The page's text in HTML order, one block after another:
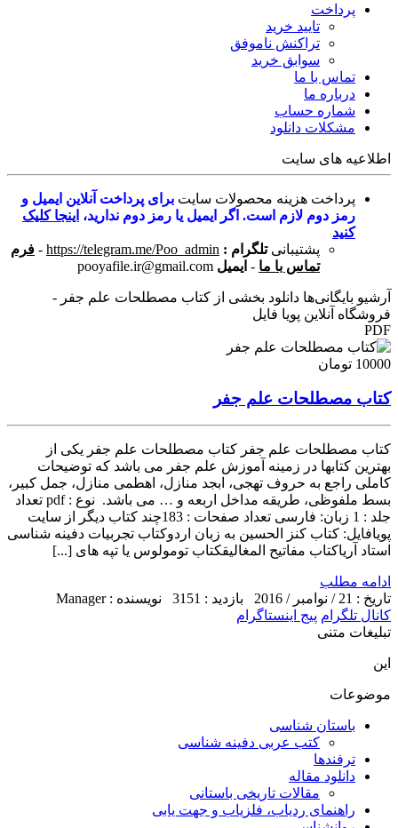
پرداخت
تایید خرید
تراکنش ناموفق
سوابق خرید
تماس با ما
درباره ما
شماره حساب
مشکلات دانلود
اطلاعیه های سایت
پرداخت هزینه محصولات سایت برای پرداخت آنلاین ایمیل و
رمز دوم لازم است. اگر ایمیل یا رمز دوم ندارید، اینجا کلیک
کنید
پشتیبانی تلگرام : https://telegram.me/Poo_admin
- فرم
تماس با ما - ایمیل pooyafile.ir@gmail.com
آرشیو بایگانی‌ها دانلود بخشی از کتاب مصطلحات علم جفر -
فروشگاه آنلاین پویا فایل
PDF
10000 تومان
کتاب مصطلحات علم جفر
کتاب مصطلحات علم جفر کتاب مصطلحات علم جفر یکی از
بهترین کتابها در زمینه آموزش علم جفر می باشد که توضیحات
کاملی راجع به حروف تهجی، ابجد منازل، اهطمی منازل، جمل کبیر،
بسط ملفوظی، طریقه مداخل اربعه و … می باشد. نوع : pdf تعداد
جلد : 1 زبان: فارسی تعداد صفحات : 183چند کتاب دیگر از سایت
پویافایل: کتاب کنز الحسین به زبان اردوکتاب تجربیات دفینه شناسی
استاد آریاکتاب مفاتیح المغالیقکتاب تومولوس یا تپه های [...]
ادامه مطلب
تاریخ : 21 / نوامبر / 2016
بازدید : 3151
نویسنده : Manager
کانال تلگرام پیج اینستاگرام
تبلیغات متنی
این
موضوعات
باستان شناسی
کتب عربی دفینه شناسی
ترفندها
دانلود مقاله
مقالات تاریخی باستانی
راهنمای ردیاب، فلزیاب و جهت یابی